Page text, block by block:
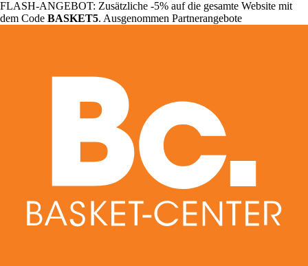
FLASH-ANGEBOT: Zusätzliche -5% auf die gesamte Website mit
dem Code BASKET5. Ausgenommen Partnerangebote